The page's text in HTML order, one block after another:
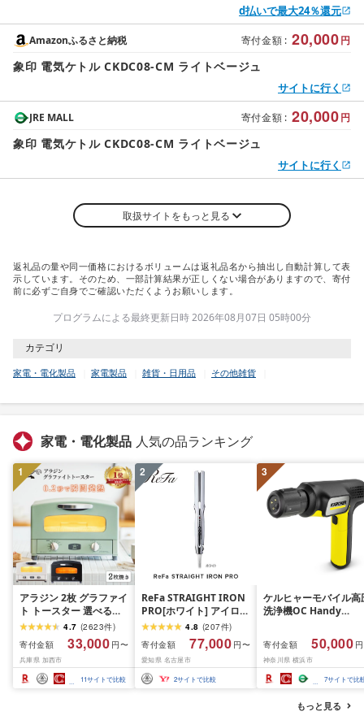
d払いで最大24％還元
寄付金額 : 20,000円
Amazonふるさと納税
象印 電気ケトル CKDC08-CM ライトベージュ
サイトに行く
寄付金額 : 20,000円
JRE MALL
象印 電気ケトル CKDC08-CM ライトベージュ
サイトに行く
取扱サイトをもっと見る
返礼品の量や同一価格におけるボリュームは返礼品名から抽出し自動計算して表
示しています。そのため、一部計算結果が正しくない場合がありますので、寄付
前に必ずご自身でご確認いただくようお願いします。
プログラムによる最終更新日時 2026年08月07日 05時00分
カテゴリ
家電・電化製品 家電製品 雑貨・日用品 その他雑貨
家電・電化製品 人気の品ランキング
1
アラジン 2枚 グラファイ
ト トースター 選べるカ
ラー 2枚焼き ホワイト
グリーン ブラック 白 緑
黒 Aladdin アラジント
ースター 調理家電 キッ
チン家電 家電 お手入れ
簡単 新生活 お届け:約1
4.7 (2623件)
寄付金額
33,000 円〜
兵庫県 加西市
11サイトで比較
2
ReFa STRAIGHT IRON
PRO[ホワイト] アイロン
家電 美容 リファ アイロ
4.8 (207件)
寄付金額
77,000 円〜
愛知県 名古屋市
2サイトで比較
3
ケルヒャーモバイル高
洗浄機OC Handy
神奈川県 横浜市 生活
電 日用品 人気 おすす
送料無料 掃除 便利 コ
パクト 高圧洗浄機 ポ
タブル清掃 泡洗浄 家
ラク ベランダ掃除
寄付金額 50,000
神奈川県 横浜市
7サイトで比
もっと見る